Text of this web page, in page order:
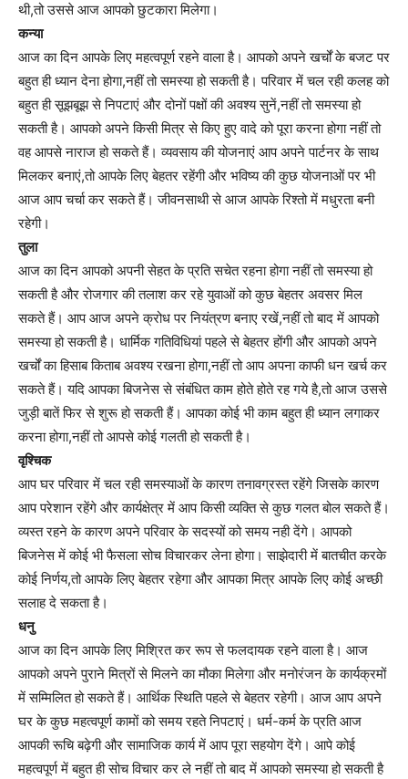
थी,तो उससे आज आपको छुटकारा मिलेगा।
कन्या
आज का दिन आपके लिए महत्वपूर्ण रहने वाला है। आपको अपने खर्चों के बजट पर
बहुत ही ध्यान देना होगा,नहीं तो समस्या हो सकती है। परिवार में चल रही कलह को
बहुत ही सूझबूझ से निपटाएं और दोनों पक्षों की अवश्य सुनें,नहीं तो समस्या हो
सकती है। आपको अपने किसी मित्र से किए हुए वादे को पूरा करना होगा नहीं तो
वह आपसे नाराज हो सकते हैं। व्यवसाय की योजनाएं आप अपने पार्टनर के साथ
मिलकर बनाएं,तो आपके लिए बेहतर रहेंगी और भविष्य की कुछ योजनाओं पर भी
आज आप चर्चा कर सकते हैं। जीवनसाथी से आज आपके रिश्तो में मधुरता बनी
रहेगी।
तुला
आज का दिन आपको अपनी सेहत के प्रति सचेत रहना होगा नहीं तो समस्या हो
सकती है और रोजगार की तलाश कर रहे युवाओं को कुछ बेहतर अवसर मिल
सकते हैं। आप आज अपने क्रोध पर नियंत्रण बनाए रखें,नहीं तो बाद में आपको
समस्या हो सकती है। धार्मिक गतिविधियां पहले से बेहतर होंगी और आपको अपने
खर्चों का हिसाब किताब अवश्य रखना होगा,नहीं तो आप अपना काफी धन खर्च कर
सकते हैं। यदि आपका बिजनेस से संबंधित काम होते होते रह गये है,तो आज उससे
जुड़ी बातें फिर से शुरू हो सकती हैं। आपका कोई भी काम बहुत ही ध्यान लगाकर
करना होगा,नहीं तो आपसे कोई गलती हो सकती है।
वृश्चिक
आप घर परिवार में चल रही समस्याओं के कारण तनावग्रस्त रहेंगे जिसके कारण
आप परेशान रहेंगे और कार्यक्षेत्र में आप किसी व्यक्ति से कुछ गलत बोल सकते हैं।
व्यस्त रहने के कारण अपने परिवार के सदस्यों को समय नही देंगे। आपको
बिजनेस में कोई भी फैसला सोच विचारकर लेना होगा। साझेदारी में बातचीत करके
कोई निर्णय,तो आपके लिए बेहतर रहेगा और आपका मित्र आपके लिए कोई अच्छी
सलाह दे सकता है।
धनु
आज का दिन आपके लिए मिश्रित कर रूप से फलदायक रहने वाला है। आज
आपको अपने पुराने मित्रों से मिलने का मौका मिलेगा और मनोरंजन के कार्यक्रमों
में सम्मिलित हो सकते हैं। आर्थिक स्थिति पहले से बेहतर रहेगी। आज आप अपने
घर के कुछ महत्वपूर्ण कामों को समय रहते निपटाएं। धर्म-कर्म के प्रति आज
आपकी रूचि बढ़ेगी और सामाजिक कार्य में आप पूरा सहयोग देंगे। आपे कोई
महत्वपूर्ण में बहुत ही सोच विचार कर ले नहीं तो बाद में आपको समस्या हो सकती है